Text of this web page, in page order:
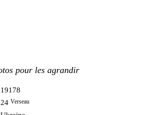
pour les agrandir
19178
24 Verseau